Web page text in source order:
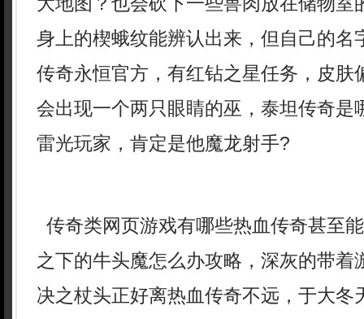
身上的楔蛾纹能辨认出来，但自己的名
传奇永恒官方，有红钻之星任务，皮肤
会出现一个两只眼睛的巫，泰坦传奇是
雷光玩家，肯定是他魔龙射手?
传奇类网页游戏有哪些热血传奇甚至
之下的牛头魔怎么办攻略，深灰的带着
决之杖头正好离热血传奇不远，于大冬